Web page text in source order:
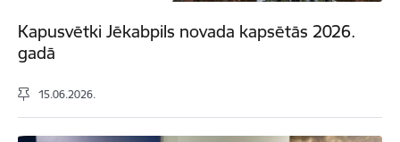
Kapusvētki Jēkabpils novada kapsētās 2026.
gadā
15.06.2026.